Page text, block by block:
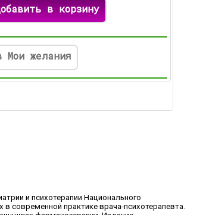
в корзину
Мои желания
и психотерапии Национального
современной практике врача-психотерапевта.